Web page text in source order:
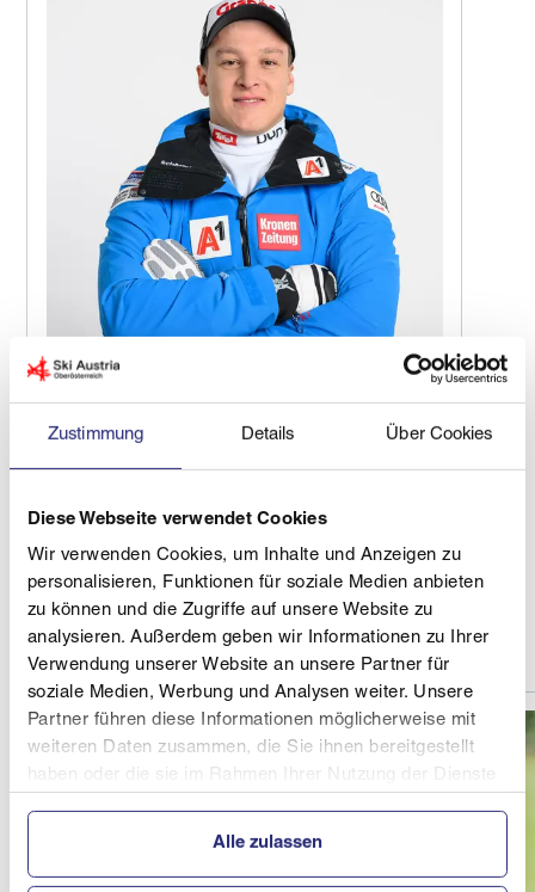
Zustimmung Details Über Cookies
Diese Webseite verwendet Cookies
Wir verwenden Cookies, um Inhalte und Anzeigen zu
personalisieren, Funktionen für soziale Medien anbieten
zu können und die Zugriffe auf unsere Website zu
analysieren. Außerdem geben wir Informationen zu Ihrer
Verwendung unserer Website an unsere Partner für
soziale Medien, Werbung und Analysen weiter. Unsere
Partner führen diese Informationen möglicherweise mit
weiteren Daten zusammen, die Sie ihnen bereitgestellt
Alle zulassen
Andreas Ploier
Profil ansehen
Alle anzeigen
ALPIN Jugend A Kader
2026.27